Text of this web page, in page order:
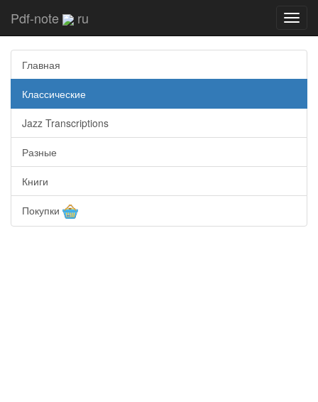
Pdf-note ru
Главная
Классические
Jazz Transcriptions
Разные
Книги
Покупки